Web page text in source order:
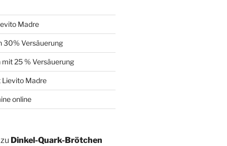
Madre
30% Versäuerung
25 % Versäuerung
Lievito Madre
online
Dinkel-Quark-Brötchen